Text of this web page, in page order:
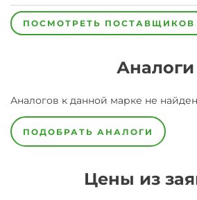
ПОСМОТРЕТЬ ПОСТАВЩИКОВ
Аналоги
Аналогов к данной марке не
ПОДОБРАТЬ АНАЛОГИ
Цены из